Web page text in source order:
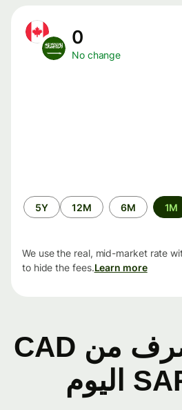
No change
6M
12M
5Y
We use the real, mid-market rate
to hide the fees.Learn more
أسعار الصرف من CAD